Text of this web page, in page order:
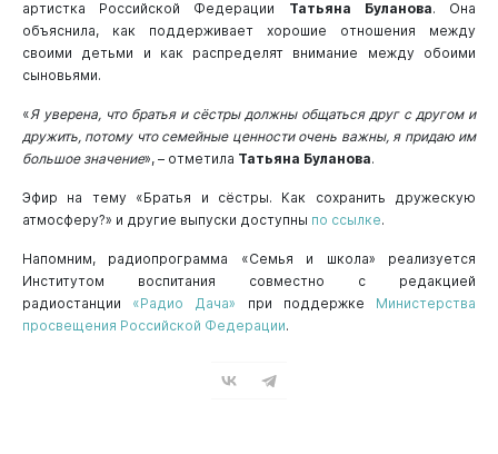
артистка Российской Федерации Татьяна Буланова. Она
объяснила, как поддерживает хорошие отношения между
своими детьми и как распределят внимание между обоими
сыновьями.
«Я уверена, что братья и сёстры должны общаться друг с другом и
дружить, потому что семейные ценности очень важны, я придаю им
большое значение», – отметила Татьяна Буланова.
Эфир на тему «Братья и сёстры. Как сохранить дружескую
атмосферу?» и другие выпуски доступны по ссылке.
Напомним, радиопрограмма «Семья и школа» реализуется
Институтом воспитания совместно с редакцией
радиостанции «Радио Дача» при поддержке Министерства
просвещения Российской Федерации.